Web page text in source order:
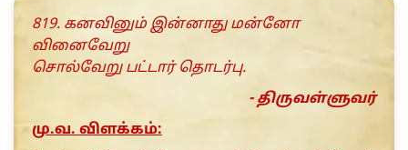
819. கனவினும் இன்னாது மன்னோ
வினைவேறு
சொல்வேறு பட்டார் தொடர்பு.
- திருவள்ளுவர்
மு.வ. விளக்கம்: